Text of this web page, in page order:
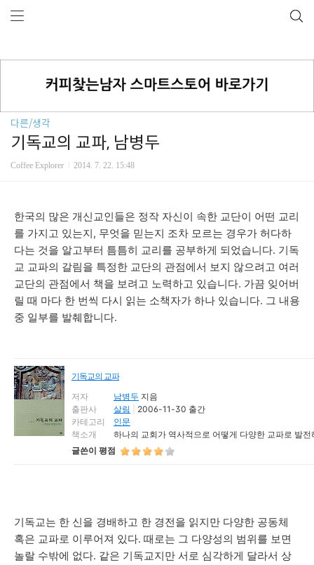
다른/생각
기독교의 교파, 남병두
Coffee Explorer 2014. 7. 22. 15:48
한국의 많은 개신교인들은 정작 자신이 속한 교단이 어떤 교리
를 가지고 있는지, 무엇을 믿는지 조차 모르는 경우가 허다하
다는 것을 알고부터 틈틈히 교리를 공부하게 되었습니다. 기독
교 교파의 갈림을 특정한 교단의 관점에서 보지 않으려고 여러
교단의 관점에서 책을 보려고 노력하고 있습니다. 가끔 잊어버
릴 때 마다 한 번씩 다시 읽는 소책자가 하나 있습니다. 그 내용
중 일부를 발췌합니다.
기독교의 교파
저자
남병두 지음
출판사
살림
2006-11-30 출간
카테고리
인문
책소개
하나의 교회가 역사적으로 어떻게 다양한 교파로 발전
글쓴이 평점
기독교는 한 신을 경배하고 한 경전을 읽지만 다양한 공동체
혹은 교파로 이루어져 있다. 때로는 그 다양성의 범위를 보면
놀랄 수밖에 없다. 같은 기독교지만 서로 심각하게 달라서 상